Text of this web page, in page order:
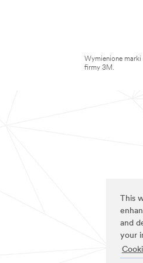
This
and
your
Wymienione
firmy 3M.